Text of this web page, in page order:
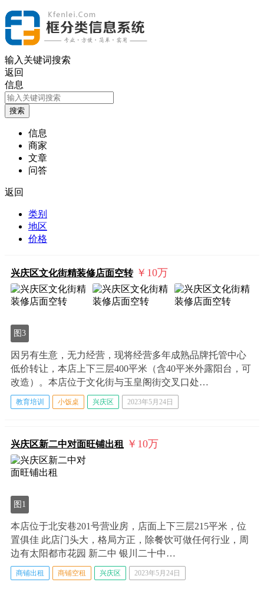
输入关键词搜索
返回
信息
信息
商家
文章
问答
返回
类别
地区
价格
兴庆区文化街精装修店面空转 ￥10万
图3
因另有生意，无力经营，现将经营多年成熟品牌托管中心
低价转让，本店上下三层400平米（含40平米外露阳台，可
改造）。本店位于文化街与玉皇阁街交叉口处…
教育培训 小饭桌 兴庆区 2023年5月24日
兴庆区新二中对面旺铺出租 ￥10万
图1
本店位于北安巷201号营业房，店面上下三层215平米，位
置俱佳 此店门头大，格局方正，除餐饮可做任何行业，周
边有太阳都市花园 新二中 银川二十中…
商铺出租 商铺空租 兴庆区 2023年5月24日